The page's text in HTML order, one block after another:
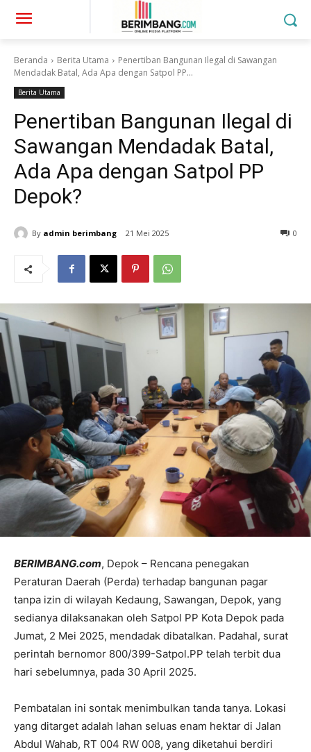
Beranda Berita Utama
Penertiban Bangunan Ilegal di Sawangan
Mendadak Batal, Ada Apa dengan Satpol PP...
Berita Utama
Penertiban Bangunan Ilegal di
Sawangan Mendadak Batal,
Ada Apa dengan Satpol PP
Depok?
By admin berimbang 21 Mei 2025 0
BERIMBANG.com, Depok – Rencana penegakan
Peraturan Daerah (Perda) terhadap bangunan pagar
tanpa izin di wilayah Kedaung, Sawangan, Depok, yang
sedianya dilaksanakan oleh Satpol PP Kota Depok pada
Jumat, 2 Mei 2025, mendadak dibatalkan. Padahal, surat
perintah bernomor 800/399-Satpol.PP telah terbit dua
hari sebelumnya, pada 30 April 2025.
Pembatalan ini sontak menimbulkan tanda tanya. Lokasi
yang ditarget adalah lahan seluas enam hektar di Jalan
Abdul Wahab, RT 004 RW 008, yang diketahui berdiri